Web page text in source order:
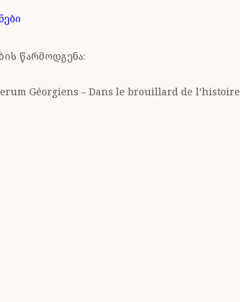
წარმოდგენა:
Géorgiens – Dans le brouillard de l’histoire